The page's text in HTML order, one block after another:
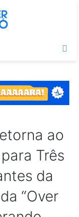
ao
Três
da
“Over